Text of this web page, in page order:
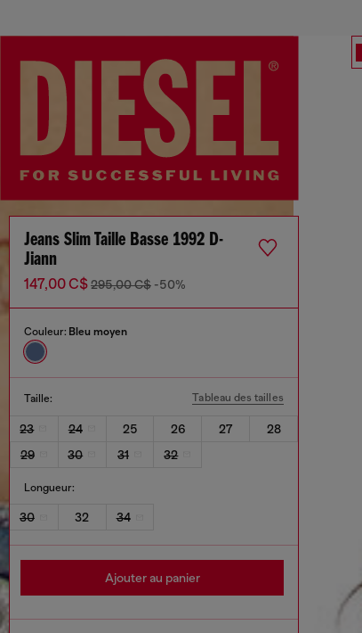
Jeans Slim Taille Basse 1992 D-
Jiann
147,00 C$295,00 C$ -50%
Couleur: Bleu moyen
Taille: Tableau des tailles
23 24 25 26 27
28
29
30 31 32
Longueur:
30 32 34
Ajouter au panier